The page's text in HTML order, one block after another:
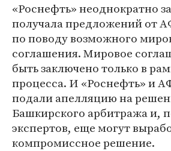
«Роснефть» неоднократно
получала предложений от
по поводу возможного
соглашения. Мировое
быть заключено только в
процесса. И «Роснефть» и
подали апелляцию на
Башкирского арбитража и,
экспертов, еще могут
компромиссное решение.